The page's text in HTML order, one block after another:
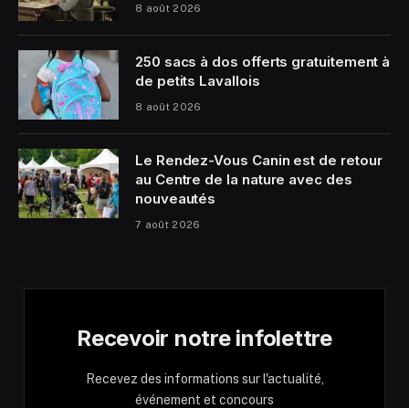
8 août 2026
250 sacs à dos offerts gratuitement à
de petits Lavallois
8 août 2026
Le Rendez-Vous Canin est de retour
au Centre de la nature avec des
nouveautés
7 août 2026
Recevoir notre infolettre
Recevez des informations sur l'actualité,
événement et concours